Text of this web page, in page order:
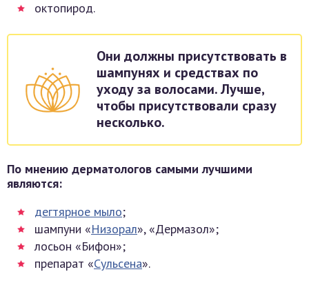
октопирод.
Они должны присутствовать в
шампунях и средствах по
уходу за волосами. Лучше,
чтобы присутствовали сразу
несколько.
По мнению дерматологов самыми лучшими
являются:
дегтярное мыло;
шампуни «Низорал», «Дермазол»;
лосьон «Бифон»;
препарат «Сульсена».